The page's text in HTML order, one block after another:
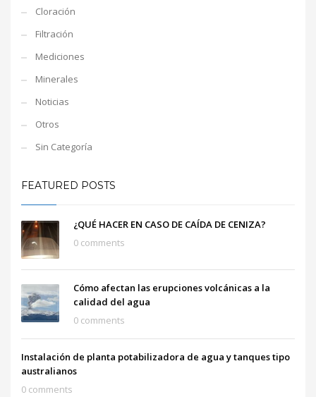
Cloración
Filtración
Mediciones
Minerales
Noticias
Otros
Sin Categoría
FEATURED POSTS
¿QUÉ HACER EN CASO DE CAÍDA DE CENIZA?
0 comments
Cómo afectan las erupciones volcánicas a la
calidad del agua
0 comments
Instalación de planta potabilizadora de agua y tanques tipo
australianos
0 comments